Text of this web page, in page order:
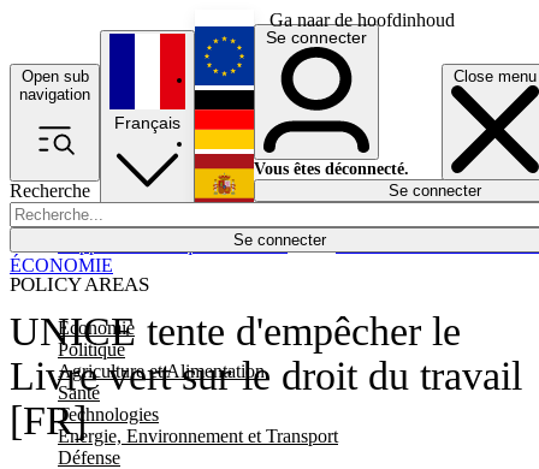
Ga naar de hoofdinhoud
Open sub
navigation
Close menu
Recherche
Se connecter
POLICY AREAS
Economie
Politique
Agriculture et Alimentation
Santé
Technologies
Energie, Environnement et Transport
Défense
Économie
Français
English
Deutsch
Español
Se connecter
Vous êtes déconnecté.
Se connecter
UNICE tente d'empêcher le
Livre vert sur le droit du travail
[FR]
ÉCONOMIE